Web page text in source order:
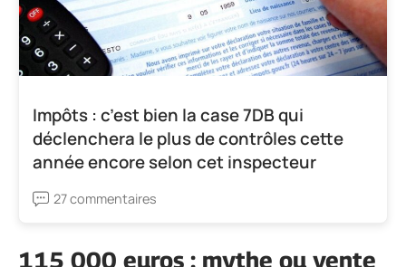
Impôts : c’est bien la case 7DB qui
déclenchera le plus de contrôles cette
année encore selon cet inspecteur
27 commentaires
115 000 euros : mythe ou vente